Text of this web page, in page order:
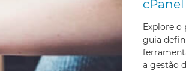
Explore o
guia
a gestão